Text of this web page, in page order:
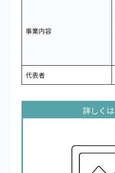
事業内容
代表者